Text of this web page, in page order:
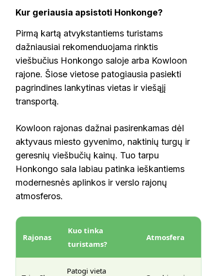
Kur geriausia apsistoti Honkonge?
Pirmą kartą atvykstantiems turistams
dažniausiai rekomenduojama rinktis
viešbučius Honkongo saloje arba Kowloon
rajone. Šiose vietose patogiausia pasiekti
pagrindines lankytinas vietas ir viešąjį
transportą.
Kowloon rajonas dažnai pasirenkamas dėl
aktyvaus miesto gyvenimo, naktinių turgų ir
geresnių viešbučių kainų. Tuo tarpu
Honkongo sala labiau patinka ieškantiems
modernesnės aplinkos ir verslo rajonų
atmosferos.
Rajonas
Kuo tinka
turistams?
Atmosfera
Patogi vieta